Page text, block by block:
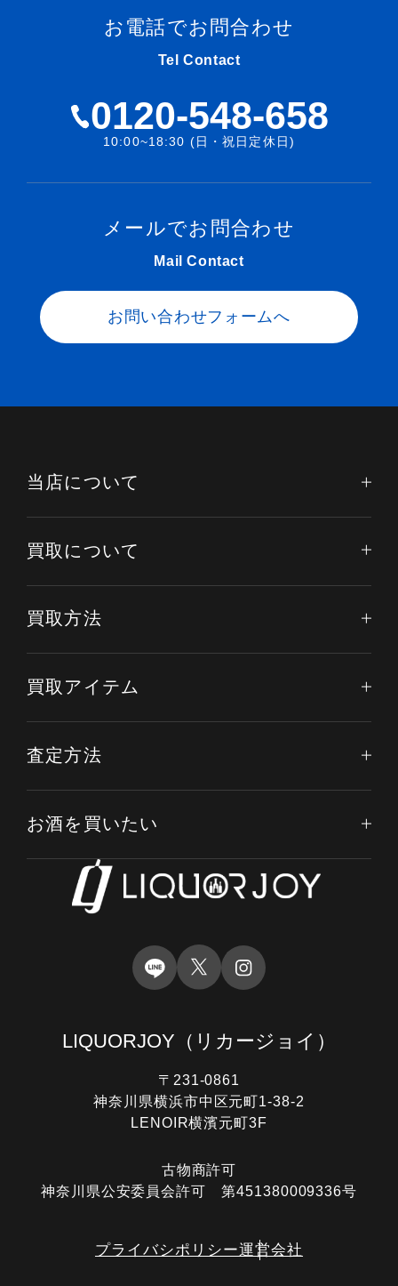
お電話でお問合わせ
Tel Contact
0120-548-658
10:00~18:30 (日・祝日定休日)
メールでお問合わせ
Mail Contact
お問い合わせフォームへ
LIQUORJOY （リカージョイ）
〒231-0861
神奈川県横浜市中区元町1-38-2
LENOIR横濱元町3F
古物商許可
神奈川県公安委員会許可 第451380009336号
プライバシポリシー運営会社
当店について
買取について
買取方法
買取アイテム
査定方法
お酒を買いたい